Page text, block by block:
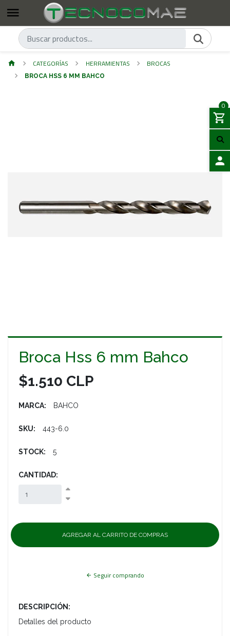
0
CATEGORÍAS HERRAMIENTAS BROCAS
BROCA HSS 6 MM BAHCO
Broca Hss 6 mm Bahco
$1.510 CLP
MARCA: BAHCO
SKU: 443-6.0
STOCK: 5
CANTIDAD:
Seguir comprando
DESCRIPCIÓN:
Detalles del producto